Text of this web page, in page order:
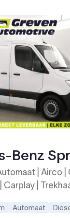
Benz
| Airco |
Carplay |
Automaat